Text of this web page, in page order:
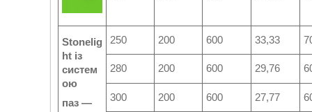
Stonelig
ht із
систем
ою
паз —
250 200 600 33,33
280 200 600 29,76
300 200 600 27,77